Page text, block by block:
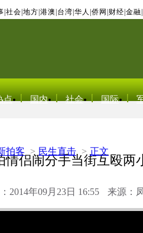
社会 地方 港澳 台湾 华人 侨网 财经 金融
点 国内 社会 国际
拍客 > 民生直击 > 正文
情侣闹分手当街互殴两
2014年09月23日 16:55 来源：